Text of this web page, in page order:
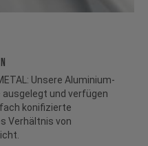
Unsere Aluminium-
und verfügen
konifizierte
Verhältnis von